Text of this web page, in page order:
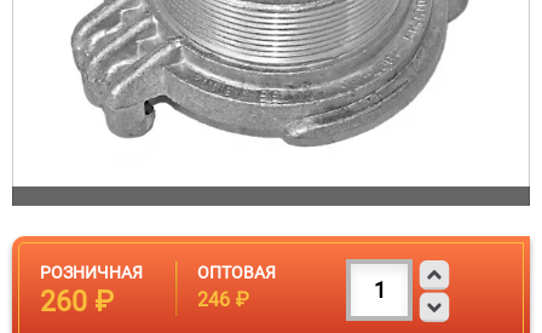
РОЗНИЧНАЯ
260 ₽
ОПТОВАЯ
246 ₽